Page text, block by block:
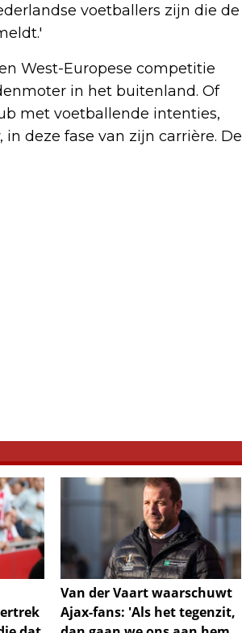
voetballers zijn die de
West-Europese competitie
in het buitenland. Of
met voetballende intenties,
deze fase van zijn carrière. De